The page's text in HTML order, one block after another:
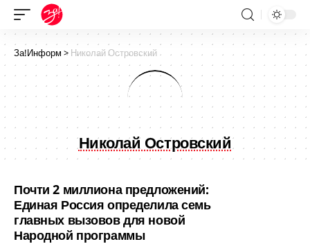
За!Информ > Николай Островский
Николай Островский
Почти 2 миллиона предложений:
Единая Россия определила семь
главных вызовов для новой
Народной программы